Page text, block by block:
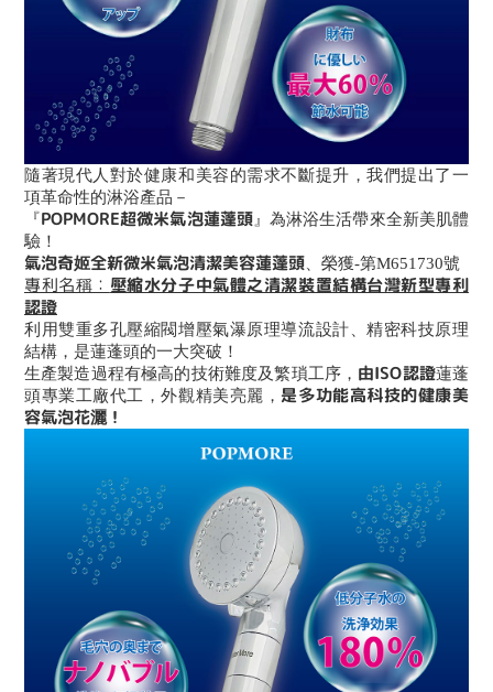
隨著現代人對於健康和美容的需求不斷提升，我們提出了一
項革命性的淋浴產品－
『POPMORE超微米氣泡蓮蓬頭』為淋浴生活帶來全新美肌體
驗！
氣泡奇姬全新微米氣泡清潔美容蓮蓬頭 、榮獲-第M651730號
專利名稱： 壓縮水分子中氣體之清潔裝置結構台灣新型專利
認證
利用雙重多孔壓縮閥增壓氣瀑原理導流設計、精密科技原理
結構，是蓮蓬頭的一大突破！
生產製造過程有極高的技術難度及繁瑣工序， 由ISO認證蓮蓬
頭專業工廠代工，外觀精美亮麗， 是多功能高科技的健康美
容氣泡花灑！